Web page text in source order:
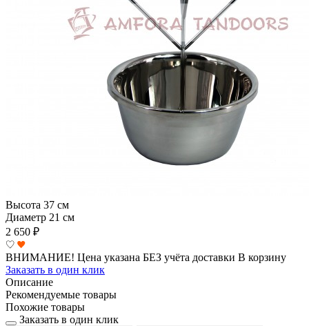
Высота 37 см
Диаметр 21 см
2 650 ₽
ВНИМАНИЕ! Цена указана БЕЗ учёта доставки В корзину
Заказать в один клик
Описание
Рекомендуемые товары
Похожие товары
Заказать в один клик